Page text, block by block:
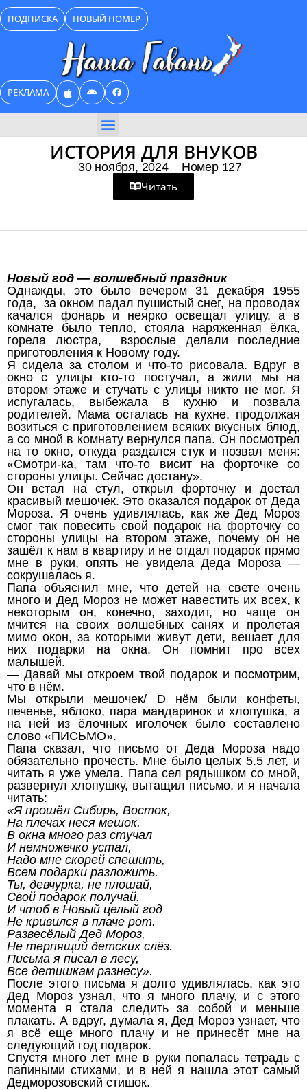
Перейти
к
содержимому
ПОДПИСКА НОВЫЙ НОМЕР
РЕКЛАМА
ИСТОРИЯ ДЛЯ ВНУКОВ
30 ноября, 2024
Номер 127
Читать
Новый год — волшебный праздник
Однажды, это было вечером 31 декабря 1955
года, за окном падал пушистый снег, на проводах
качался фонарь и неярко освещал улицу, а в
комнате было тепло, стояла наряженная ёлка,
горела люстра, взрослые делали последние
приготовления к Новому году.
Я сидела за столом и что-то рисовала. Вдруг в
окно с улицы кто-то постучал, а жили мы на
втором этаже и стучать с улицы никто не мог. Я
испугалась, выбежала в кухню и позвала
родителей. Мама осталась на кухне, продолжая
возиться с приготовлением всяких вкусных блюд,
а со мной в комнату вернулся папа. Он посмотрел
на то окно, откуда раздался стук и позвал меня:
«Смотри-ка, там что-то висит на форточке со
стороны улицы. Сейчас достану».
Он встал на стул, открыл форточку и достал
красивый мешочек. Это оказался подарок от Деда
Мороза. Я очень удивлялась, как же Дед Мороз
смог так повесить свой подарок на форточку со
стороны улицы на втором этаже, почему он не
зашёл к нам в квартиру и не отдал подарок прямо
мне в руки, опять не увидела Деда Мороза —
сокрушалась я.
Папа объяснил мне, что детей на свете очень
много и Дед Мороз не может навестить их всех, к
некоторым он, конечно, заходит, но чаще он
мчится на своих волшебных санях и пролетая
мимо окон, за которыми живут дети, вешает для
них подарки на окна. Он помнит про всех
малышей.
— Давай мы откроем твой подарок и посмотрим,
что в нём.
Мы открыли мешочек/ D нём были конфеты,
печенье, яблоко, пара мандаринок и хлопушка, а
на ней из ёлочных иголочек было составлено
слово «ПИСЬМО».
Папа сказал, что письмо от Деда Мороза надо
обязательно прочесть. Мне было целых 5.5 лет, и
читать я уже умела. Папа сел рядышком со мной,
развернул хлопушку, вытащил письмо, и я начала
читать:
«Я прошёл Сибирь, Восток,
На плечах неся мешок.
В окна много раз стучал
И немножечко устал,
Надо мне скорей спешить,
Всем подарки разложить.
Ты, девчурка, не плошай,
Свой подарок получай.
И чтоб в Новый целый год
Не кривился в плаче рот.
Развесёлый Дед Мороз,
Не терпящий детских слёз.
Письма я писал в лесу,
Все детишкам разнесу».
После этого письма я долго удивлялась, как это
Дед Мороз узнал, что я много плачу, и с этого
момента я стала следить за собой и меньше
плакать. А вдруг, думала я, Дед Мороз узнает, что
я всё еще много плачу и не принесёт мне на
следующий год подарок.
Спустя много лет мне в руки попалась тетрадь с
папиными стихами, и в ней я нашла этот самый
Дедморозовский стишок.